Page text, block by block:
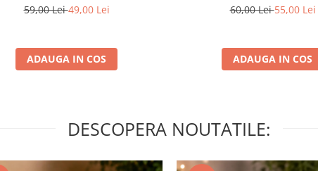
59,00 Lei49,00 Lei
ADAUGA IN COS
60,00 Lei55,00 Lei
ADAUGA IN COS
DESCOPERA NOUTATILE: